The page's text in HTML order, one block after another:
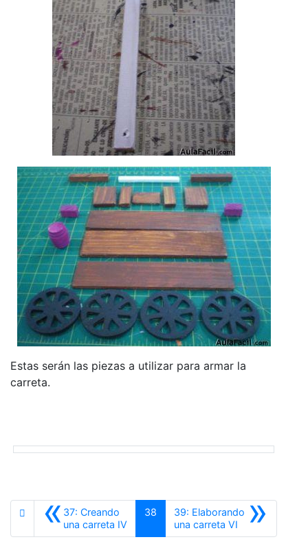
Estas serán las piezas a utilizar para armar la
carreta.
«37: Creando
una carreta IVAnterior
38 »
39: Elaborando
una carreta VI Siguiente